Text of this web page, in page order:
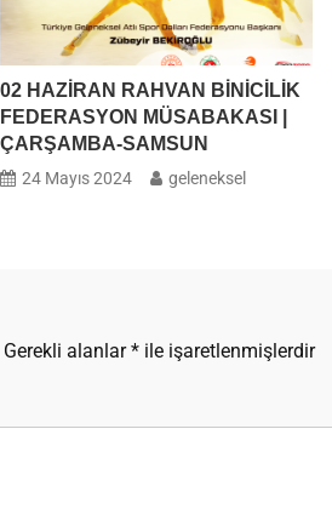
02 HAZİRAN RAHVAN BİNİCİLİK
FEDERASYON MÜSABAKASI |
ÇARŞAMBA-SAMSUN
24 Mayıs 2024 geleneksel
Gerekli alanlar* ile işaretlenmişlerdir